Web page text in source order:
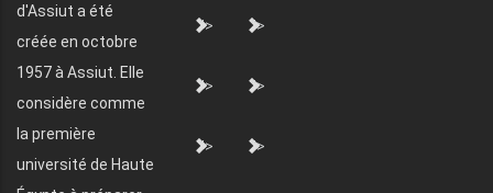
d'Assiut a été
créée en octobre
1957 à Assiut. Elle
considère comme
la première
université de Haute
"> ">
"> ">
"> ">